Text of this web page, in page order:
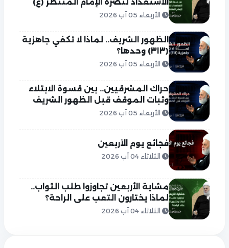
الأربعاء 05 آب 2026
الظهور الشريف.. لماذا لا تكفي جاهزية
(٣١٣) وحدها؟
الأربعاء 05 آب 2026
حراك المشرقيين.. بين قسوة الابتلاء
وثبات الموقف قبل الظهور الشريف
الأربعاء 05 آب 2026
فجائع يوم الأربعين
الثلاثاء 04 آب 2026
مشاية الأربعين تجاوزوا طلب الثواب..
لماذا يختارون التعب على الراحة؟
الثلاثاء 04 آب 2026